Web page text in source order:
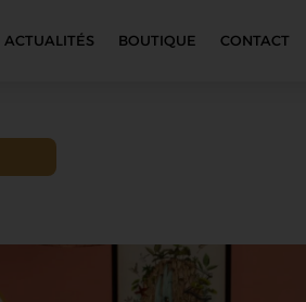
ACTUALITÉS BOUTIQUE CONTACT